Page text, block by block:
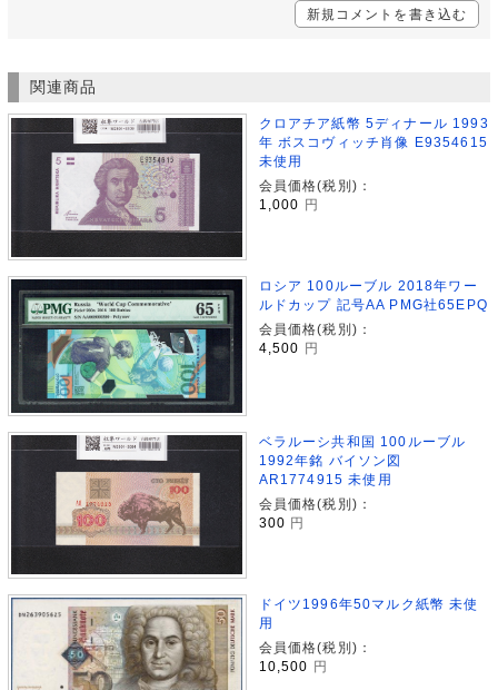
新規コメントを書き込む
関連商品
クロアチア紙幣 5ディナール 1993
年 ボスコヴィッチ肖像 E9354615
未使用
会員価格(税別)：
1,000
円
ロシア 100ルーブル 2018年ワー
ルドカップ 記号AA PMG社65EPQ
会員価格(税別)：
4,500 円
ベラルーシ共和国 100ルーブル
1992年銘 バイソン図
AR1774915 未使用
会員価格(税別)：
300 円
ドイツ1996年50マルク紙幣 未使
用
会員価格(税別)：
10,500 円